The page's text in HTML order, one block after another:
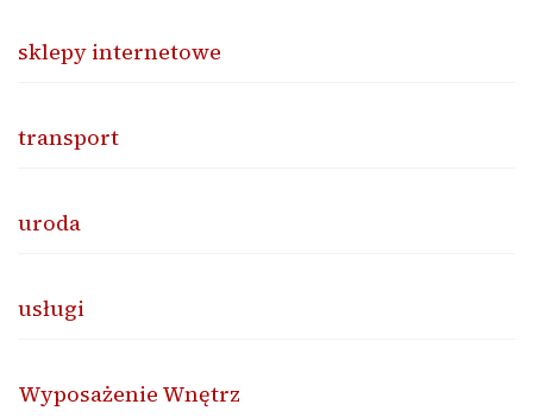
sklepy internetowe
transport
uroda
usługi
Wyposażenie Wnętrz